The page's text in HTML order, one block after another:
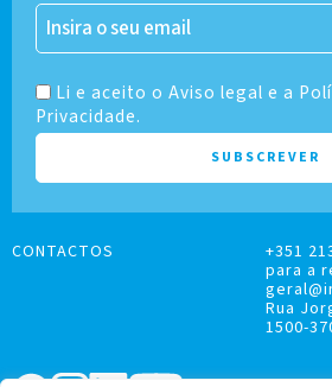
Li e aceito o Aviso legal e a
Privacidade.
CONTACTOS
+351
para a
Rua
1500-